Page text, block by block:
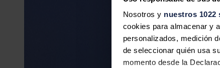
Nosotros y nuestros 1022
cookies para almacenar y
personalizados, medición
de seleccionar quién usa
momento desde la